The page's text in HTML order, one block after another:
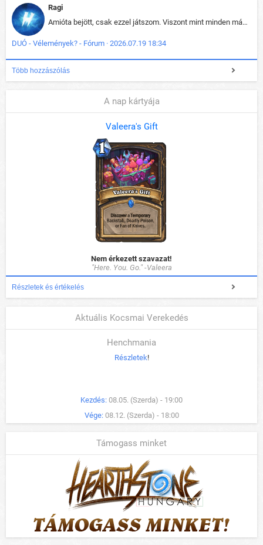
Ragi
Amióta bejött, csak ezzel játszom. Viszont mint minden más - akár az alapjáték is, ez is baromira összetett lett. Néha már pár kör után is esélytelen az egész. Vagy irreállisan túltápol valaki, vagy lelép a partner, vagy csak hülye mint a segg. És amikor eljönne az én időm, na akkor jön el mindenki másé is. Engem jobban érdekelne, hogy ki milyen ratingen szokott játszani. Na ez lenne egy érdekes adat.
DUÓ - Vélemények? - Fórum · 2026.07.19 18:34
Több hozzászólás
A nap kártyája
Valeera's Gift
Nem érkezett szavazat!
"Here. You. Go." -Valeera
Részletek és értékelés
Aktuális Kocsmai Verekedés
Henchmania
Részletek!
Kezdés: 08.05. (Szerda) - 19:00
Vége: 08.12. (Szerda) - 18:00
Támogass minket